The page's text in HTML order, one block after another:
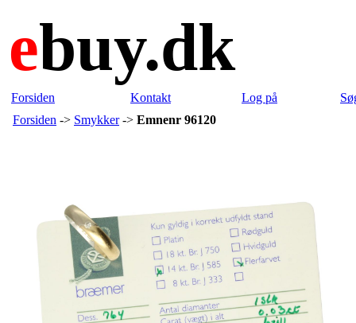
ebuy.dk
Forsiden Kontakt Log på
Forsiden -> Smykker-> Emnenr 96120